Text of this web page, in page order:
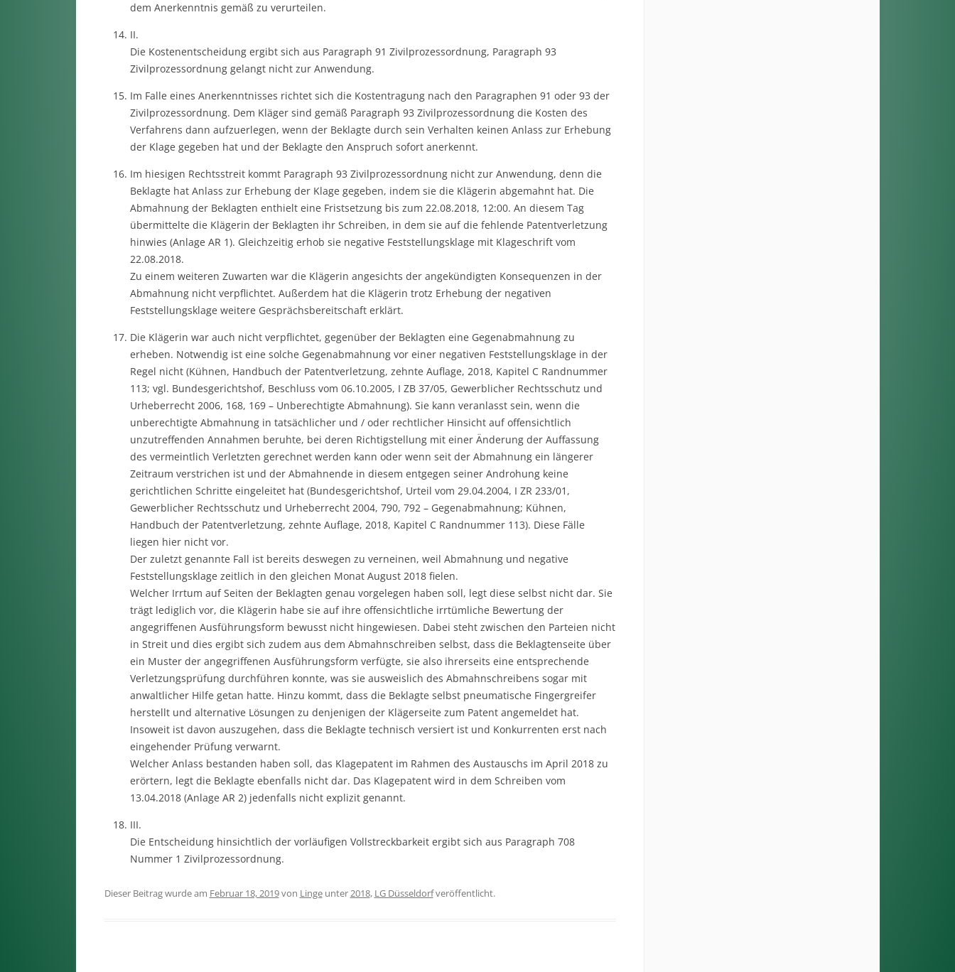
dem Anerkenntnis gemäß zu verurteilen.
II.
Die Kostenentscheidung ergibt sich aus Paragraph 91 Zivilprozessordnung, Paragraph 93
Zivilprozessordnung gelangt nicht zur Anwendung.
Im Falle eines Anerkenntnisses richtet sich die Kostentragung nach den Paragraphen 91 oder 93 der
Zivilprozessordnung. Dem Kläger sind gemäß Paragraph 93 Zivilprozessordnung die Kosten des
Verfahrens dann aufzuerlegen, wenn der Beklagte durch sein Verhalten keinen Anlass zur Erhebung
der Klage gegeben hat und der Beklagte den Anspruch sofort anerkennt.
Im hiesigen Rechtsstreit kommt Paragraph 93 Zivilprozessordnung nicht zur Anwendung, denn die
Beklagte hat Anlass zur Erhebung der Klage gegeben, indem sie die Klägerin abgemahnt hat. Die
Abmahnung der Beklagten enthielt eine Fristsetzung bis zum 22.08.2018, 12:00. An diesem Tag
übermittelte die Klägerin der Beklagten ihr Schreiben, in dem sie auf die fehlende Patentverletzung
hinwies (Anlage AR 1). Gleichzeitig erhob sie negative Feststellungsklage mit Klageschrift vom
22.08.2018.
Zu einem weiteren Zuwarten war die Klägerin angesichts der angekündigten Konsequenzen in der
Abmahnung nicht verpflichtet. Außerdem hat die Klägerin trotz Erhebung der negativen
Feststellungsklage weitere Gesprächsbereitschaft erklärt.
Die Klägerin war auch nicht verpflichtet, gegenüber der Beklagten eine Gegenabmahnung zu
erheben. Notwendig ist eine solche Gegenabmahnung vor einer negativen Feststellungsklage in der
Regel nicht (Kühnen, Handbuch der Patentverletzung, zehnte Auflage, 2018, Kapitel C Randnummer
113; vgl. Bundesgerichtshof, Beschluss vom 06.10.2005, I ZB 37/05, Gewerblicher Rechtsschutz und
Urheberrecht 2006, 168, 169 – Unberechtigte Abmahnung). Sie kann veranlasst sein, wenn die
unberechtigte Abmahnung in tatsächlicher und / oder rechtlicher Hinsicht auf offensichtlich
unzutreffenden Annahmen beruhte, bei deren Richtigstellung mit einer Änderung der Auffassung
des vermeintlich Verletzten gerechnet werden kann oder wenn seit der Abmahnung ein längerer
Zeitraum verstrichen ist und der Abmahnende in diesem entgegen seiner Androhung keine
gerichtlichen Schritte eingeleitet hat (Bundesgerichtshof, Urteil vom 29.04.2004, I ZR 233/01,
Gewerblicher Rechtsschutz und Urheberrecht 2004, 790, 792 – Gegenabmahnung; Kühnen,
Handbuch der Patentverletzung, zehnte Auflage, 2018, Kapitel C Randnummer 113). Diese Fälle
liegen hier nicht vor.
Der zuletzt genannte Fall ist bereits deswegen zu verneinen, weil Abmahnung und negative
Feststellungsklage zeitlich in den gleichen Monat August 2018 fielen.
Welcher Irrtum auf Seiten der Beklagten genau vorgelegen haben soll, legt diese selbst nicht dar. Sie
trägt lediglich vor, die Klägerin habe sie auf ihre offensichtliche irrtümliche Bewertung der
angegriffenen Ausführungsform bewusst nicht hingewiesen. Dabei steht zwischen den Parteien nicht
in Streit und dies ergibt sich zudem aus dem Abmahnschreiben selbst, dass die Beklagtenseite über
ein Muster der angegriffenen Ausführungsform verfügte, sie also ihrerseits eine entsprechende
Verletzungsprüfung durchführen konnte, was sie ausweislich des Abmahnschreibens sogar mit
anwaltlicher Hilfe getan hatte. Hinzu kommt, dass die Beklagte selbst pneumatische Fingergreifer
herstellt und alternative Lösungen zu denjenigen der Klägerseite zum Patent angemeldet hat.
Insoweit ist davon auszugehen, dass die Beklagte technisch versiert ist und Konkurrenten erst nach
eingehender Prüfung verwarnt.
Welcher Anlass bestanden haben soll, das Klagepatent im Rahmen des Austauschs im April 2018 zu
erörtern, legt die Beklagte ebenfalls nicht dar. Das Klagepatent wird in dem Schreiben vom
13.04.2018 (Anlage AR 2) jedenfalls nicht explizit genannt.
III.
Die Entscheidung hinsichtlich der vorläufigen Vollstreckbarkeit ergibt sich aus Paragraph 708
Nummer 1 Zivilprozessordnung.
Dieser Beitrag wurde am Februar 18, 2019von Lingeunter2018, LG Düsseldorfveröffentlicht.